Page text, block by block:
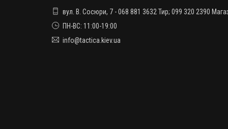
вул. В. Сосюри, 7 - 068 881 3632 Тир; 099 320 2390
ПН-ВС: 11:00-19:00
info@tactica.kiev.ua